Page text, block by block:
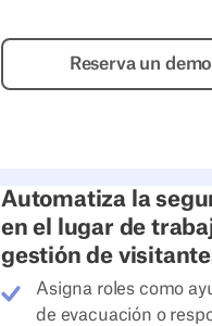
Reserva un demo
Automatiza la
en el lugar de
gestión de
Asigna roles como
de evacuación o